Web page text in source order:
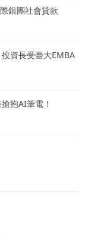
銀團社會貸款
資長受臺大EMBA
抱AI筆電！